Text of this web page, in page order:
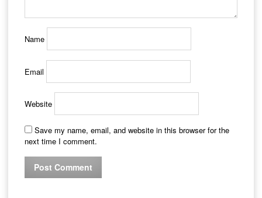
Name
Email
Website
Save my name, email, and website in this browser for the
next time I comment.